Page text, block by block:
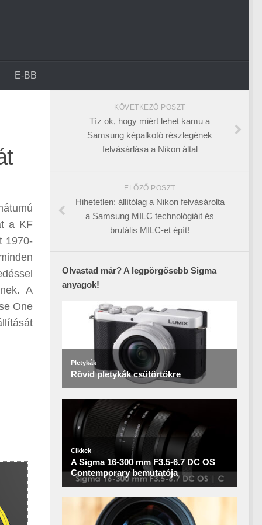
E-BB
a KF
1970-
A
One
KÖVETKEZŐ POSZT
Tíz ok, hogy miért lehet kamu a
Samsung képalkotó részlegének
felvásárlása a Nikon által
ELŐZŐ POSZT
Hihetetlen: állítólag a Nikon felvásárolta
a Samsung MILC technológiáit és
brutális MILC-et épít!
Olvastad már? A legpörgősebb Sigma
anyagok!